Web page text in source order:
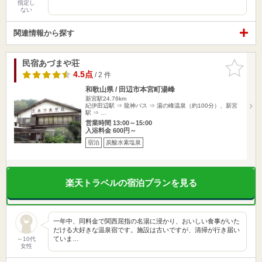
指定し
ない
関連情報から探す
お気に入
りに追加
民宿あづまや荘
4.5点/ 2 件
和歌山県 / 田辺市本宮町湯峰
新宮駅24.76km
紀伊田辺駅 ⇒ 龍神バス ⇒ 湯の峰温泉（約100分）、新宮
駅 ⇒ …
営業時間 13:00～15:00
入浴料金 600円～
宿泊 炭酸水素塩泉
楽天トラベルの宿泊プランを見る
～10代
女性
一年中、同料金で関西屈指の名湯に浸かり、おいしい食事がいた
だける大好きな温泉宿です。施設は古いですが、清掃が行き届い
ていま…